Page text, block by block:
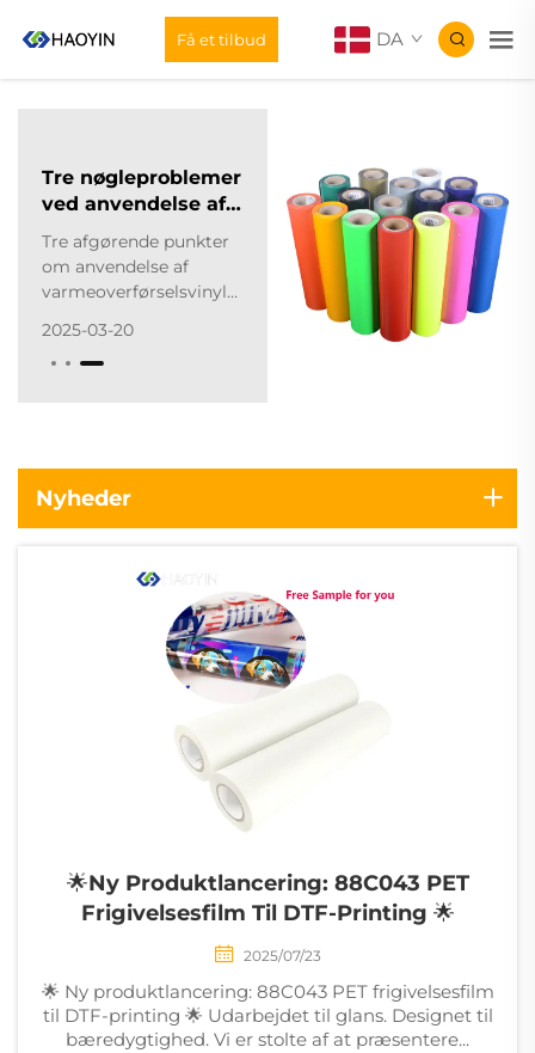
Få et tilbud DA
Tre nøgleproblemer
ved anvendelse af
varmeoverførselsvinyl
Tre afgørende punkter
om anvendelse af
varmeoverførselsvinyl
Varmeoverførselsvinyl
indebærer brug af en
overføres på det
ønskede stof. Under
denne proces kræver
opmærksomhed. ...
2025-03-20
Nyheder
🌟Ny Produktlancering: 88C043 PET
Frigivelsesfilm Til DTF-Printing 🌟
2025/07/23
🌟 Ny produktlancering: 88C043 PET frigivelsesfilm
til DTF-printing 🌟 Udarbejdet til glans. Designet til
bæredygtighed. Vi er stolte af at præsentere...